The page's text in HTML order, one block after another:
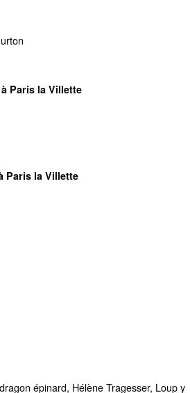
Paris la Villette
Paris la Villette
épinard, Hélène Tragesser, Loup y